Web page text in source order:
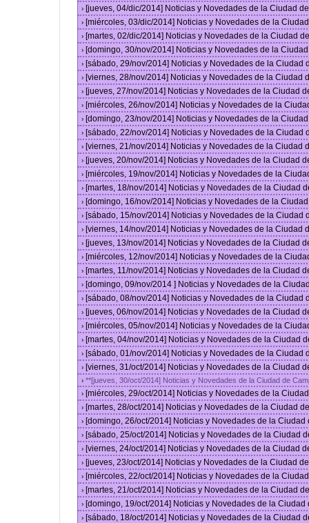
› [jueves, 04/dic/2014] Noticias y Novedades de la Ciudad
› [miércoles, 03/dic/2014] Noticias y Novedades de la
› [martes, 02/dic/2014] Noticias y Novedades de la Ciudad
› [domingo, 30/nov/2014] Noticias y Novedades de la
› [sábado, 29/nov/2014] Noticias y Novedades de la Ciudad
› [viernes, 28/nov/2014] Noticias y Novedades de la Ciudad
› [jueves, 27/nov/2014] Noticias y Novedades de la Ciudad
› [miércoles, 26/nov/2014] Noticias y Novedades de la
› [domingo, 23/nov/2014] Noticias y Novedades de la
› [sábado, 22/nov/2014] Noticias y Novedades de la Ciudad
› [viernes, 21/nov/2014] Noticias y Novedades de la Ciudad
› [jueves, 20/nov/2014] Noticias y Novedades de la Ciudad
› [miércoles, 19/nov/2014] Noticias y Novedades de la
› [martes, 18/nov/2014] Noticias y Novedades de la Ciudad
› [domingo, 16/nov/2014] Noticias y Novedades de la
› [sábado, 15/nov/2014] Noticias y Novedades de la Ciudad
› [viernes, 14/nov/2014] Noticias y Novedades de la Ciudad
› [jueves, 13/nov/2014] Noticias y Novedades de la Ciudad
› [miércoles, 12/nov/2014] Noticias y Novedades de la
› [martes, 11/nov/2014] Noticias y Novedades de la Ciudad
› [domingo, 09/nov/2014 ] Noticias y Novedades de la
› [sábado, 08/nov/2014] Noticias y Novedades de la Ciudad
› [jueves, 06/nov/2014] Noticias y Novedades de la Ciudad
› [miércoles, 05/nov/2014] Noticias y Novedades de la
› [martes, 04/nov/2014] Noticias y Novedades de la Ciudad
› [sábado, 01/nov/2014] Noticias y Novedades de la Ciudad
› [viernes, 31/oct/2014] Noticias y Novedades de la Ciudad
› **[jueves, 30/oct/2014] Noticias y Novedades de la Ciudad de
› [miércoles, 29/oct/2014] Noticias y Novedades de la
› [martes, 28/oct/2014] Noticias y Novedades de la Ciudad
› [domingo, 26/oct/2014] Noticias y Novedades de la
› [sábado, 25/oct/2014] Noticias y Novedades de la Ciudad
› [viernes, 24/oct/2014] Noticias y Novedades de la Ciudad
› [jueves, 23/oct/2014] Noticias y Novedades de la Ciudad
› [miércoles, 22/oct/2014] Noticias y Novedades de la
› [martes, 21/oct/2014] Noticias y Novedades de la Ciudad
› [domingo, 19/oct/2014] Noticias y Novedades de la
› [sábado, 18/oct/2014] Noticias y Novedades de la Ciudad